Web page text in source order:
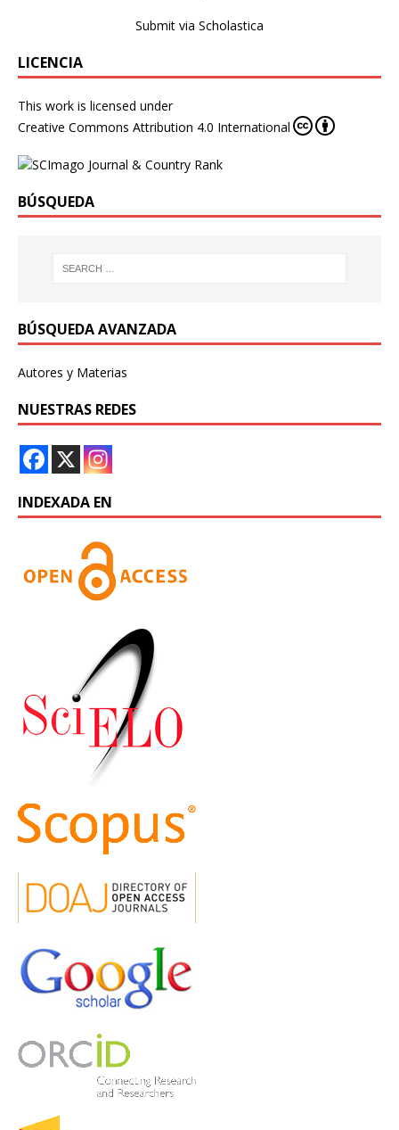
Submit via Scholastica
LICENCIA
This work is licensed under
Creative Commons Attribution 4.0 International
BÚSQUEDA
BÚSQUEDA AVANZADA
Autores y Materias
NUESTRAS REDES
INDEXADA EN